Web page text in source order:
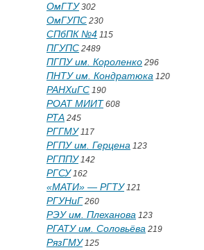
ОмГТУ302
ОмГУПС 230
СПбПК №4 115
ПГУПС 2489
ПГПУ им. Короленко 296
ПНТУ им. Кондратюка 120
РАНХиГС 190
РОАТ МИИТ 608
РТА 245
РГГМУ117
РГПУ им. Герцена 123
РГППУ142
РГСУ162
«МАТИ» — РГТУ121
РГУНиГ 260
РЭУ им. Плеханова 123
РГАТУ им. Соловьёва 219
РязГМУ125